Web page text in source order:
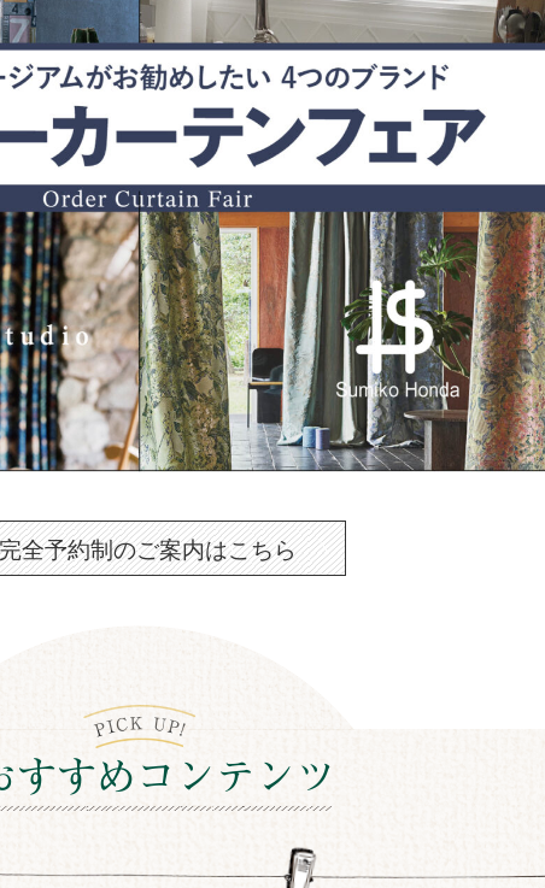
完全予約制のご案内はこちら